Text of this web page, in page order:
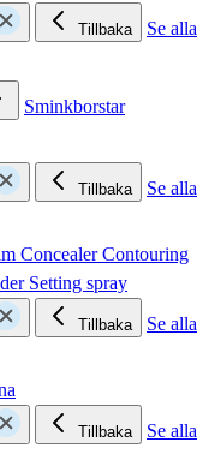
Tillbaka
Se alla
Sminkborstar
Tillbaka
Se alla
ConcealerContouring
Setting spray
Tillbaka
Se alla
Tillbaka
Se alla